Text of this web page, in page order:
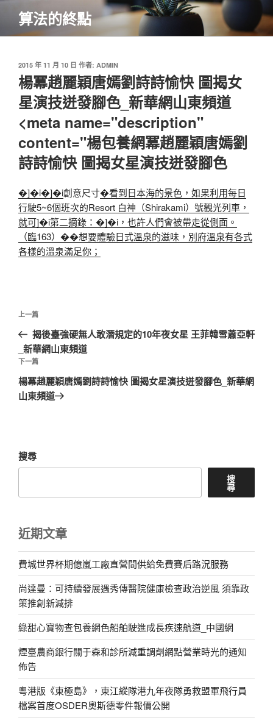
主
算法的終點
發
佈
於
2015 年 11 月 10 日 作者: ADMIN
楊冪趙麗穎唐嫣劉詩詩愉快 圖揭女
星演技迸發腳色_新華網山東頻道
<meta name="description"
content="楊包養網冪趙麗穎唐嫣劉
詩詩愉快 圖揭女星演技迸發腳色
�]�i�]�i創意尺寸�看到日本海的景色，如果利用每日
行駛5~6個班次的Resort 白神（Shirakami）號觀光列車，
就可]�i第二摘錄： �]�i，也許人們會被帶走從側面。
（臨163）��想要體驗日式溫泉的滋味，別府溫泉有各式
各樣的溫泉滿足你；
文
導
覽
上
一
篇
文
章
上一篇
揭後臺強硬無人敢潛規定的10年夜女星 王菲韓雪蕭亞軒
_新華網山東頻道下
篇
下一篇
楊冪趙麗穎唐嫣劉詩詩愉快 圖揭女星演技迸發腳色_新華網
山東頻道
搜尋
搜
尋
近期文章
費城世界杯期億嵐工廠直營間供給免費賽后路況服務
尚達曼：可持續發展遇秀傳醫院健康檢查政治逆風 須靠政
策推創新減排
綠甜心寶物查包養網色船舶駛進成長疾速航道_中國網
煙臺農商銀行關于森和診所減重調劑網點營業時光的通知
佈告
粵港版《東極島》，東江縱隊港九年夜隊勇救盟軍飛行員
檔案首度OSDER奧斯德零件報價公開